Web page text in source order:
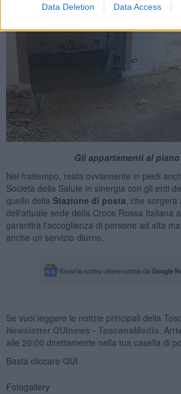
Data Deletion Data Access
Gli appartamenti al
Nel frattempo, resta ovviamente in piedi
Società della Salute in sinergia con gli enti
quello della Stazione di posta, che sorgerà
dell'attuale sede della Croce Rossa Italiana
garantirà l'accoglienza di persone ad alta
anche un servizio diurno.
Se vuoi leggere le notizie principali della
Newsletter QUInews - ToscanaMedia.
alle 20:00 direttamente nella tua casella di
Basta cliccare QUI
Fotogallery